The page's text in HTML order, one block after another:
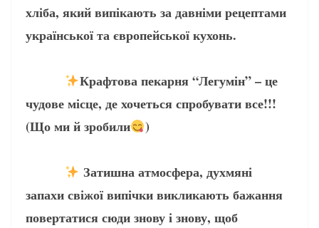
хліба, який випікають за давніми рецептами
української та європейської кухонь.
Крафтова пекарня “Легумін” – це
чудове місце, де хочеться спробувати все!!!
(Що ми й зробили
)
Затишна атмосфера, духмяні
запахи свіжої випічки викликають бажання
повертатися сюди знову і знову, щоб